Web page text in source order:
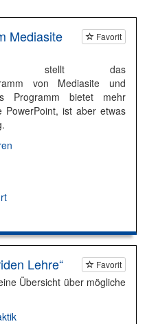
Favorit
Mediasite
stellt das
von Mediasite und
Programm bietet mehr
PowerPoint, ist aber etwas
Favorit
Lehre“
Übersicht über mögliche